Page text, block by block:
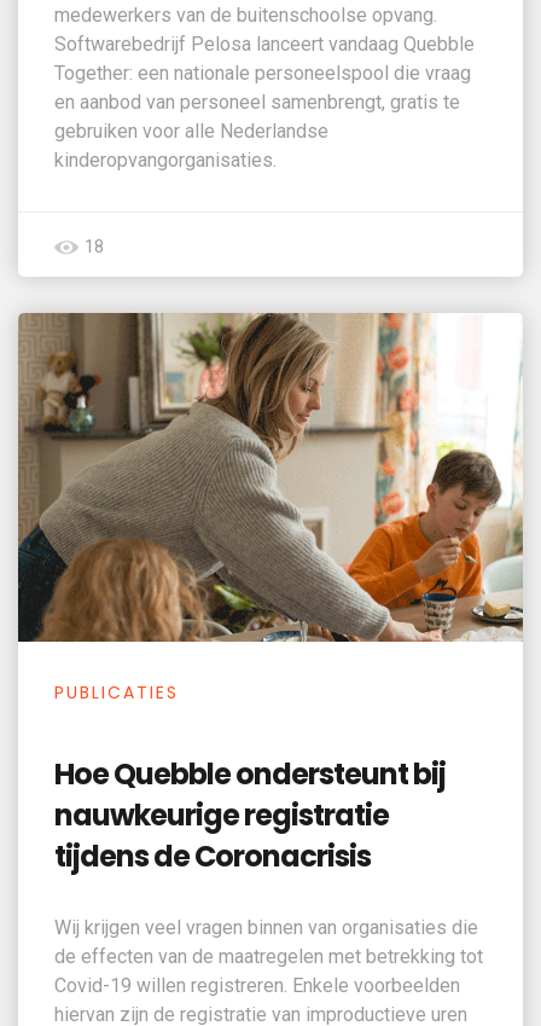
medewerkers van de buitenschoolse opvang.
Softwarebedrijf Pelosa lanceert vandaag Quebble
Together: een nationale personeelspool die vraag
en aanbod van personeel samenbrengt, gratis te
gebruiken voor alle Nederlandse
kinderopvangorganisaties.
18
PUBLICATIES
Hoe Quebble ondersteunt bij
nauwkeurige registratie
tijdens de Coronacrisis
Wij krijgen veel vragen binnen van organisaties die
de effecten van de maatregelen met betrekking tot
Covid-19 willen registreren. Enkele voorbeelden
hiervan zijn de registratie van improductieve uren